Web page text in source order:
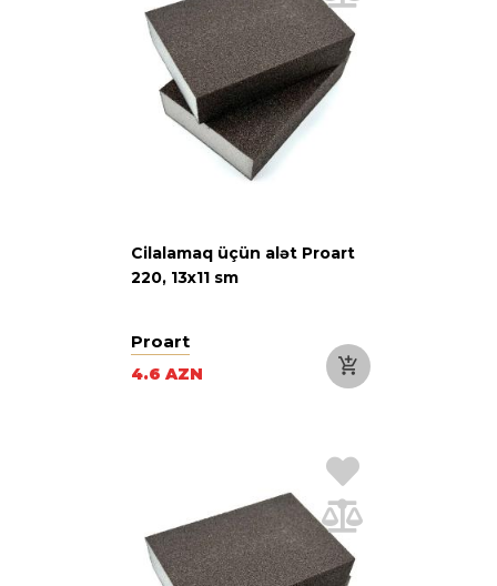
Cilalamaq üçün alət Proart
220, 13х11 sm
Proart
4.6 AZN